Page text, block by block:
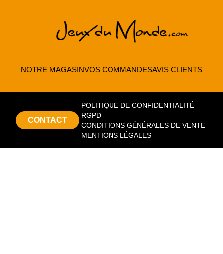
NOTRE MAGASINVOS COMMANDESAVIS CLIENTS
CONTACT
POLITIQUE DE CONFIDENTIALITÉ
RGPD
CONDITIONS GÉNÉRALES DE VENTE
MENTIONS LÉGALES